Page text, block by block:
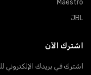
Maestro
JBL
اشترك الآن
اشترك في بريدك الإلكتروني